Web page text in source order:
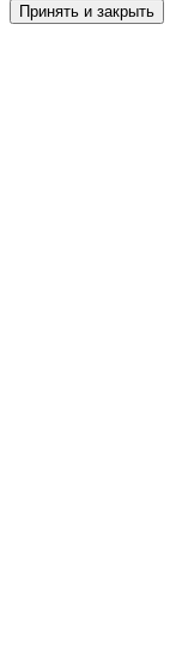
Принять и закрыть